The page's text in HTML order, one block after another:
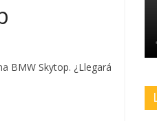
BMW Skytop. ¿Llegará